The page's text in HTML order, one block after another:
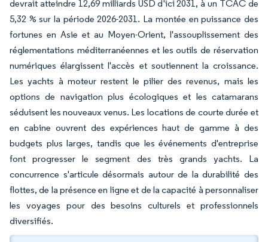
devrait atteindre 12,69 milliards USD d'ici 2031, à un TCAC de
5,32 % sur la période 2026-2031. La montée en puissance des
fortunes en Asie et au Moyen-Orient, l'assouplissement des
réglementations méditerranéennes et les outils de réservation
numériques élargissent l'accès et soutiennent la croissance.
Les yachts à moteur restent le pilier des revenus, mais les
options de navigation plus écologiques et les catamarans
séduisent les nouveaux venus. Les locations de courte durée et
en cabine ouvrent des expériences haut de gamme à des
budgets plus larges, tandis que les événements d'entreprise
font progresser le segment des très grands yachts. La
concurrence s'articule désormais autour de la durabilité des
flottes, de la présence en ligne et de la capacité à personnaliser
les voyages pour des besoins culturels et professionnels
diversifiés.